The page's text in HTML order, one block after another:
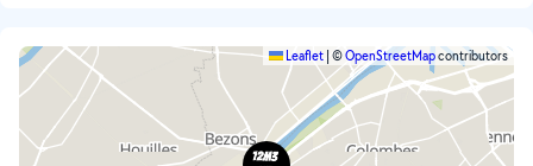
Leaflet ©OpenStreetMapcontributors